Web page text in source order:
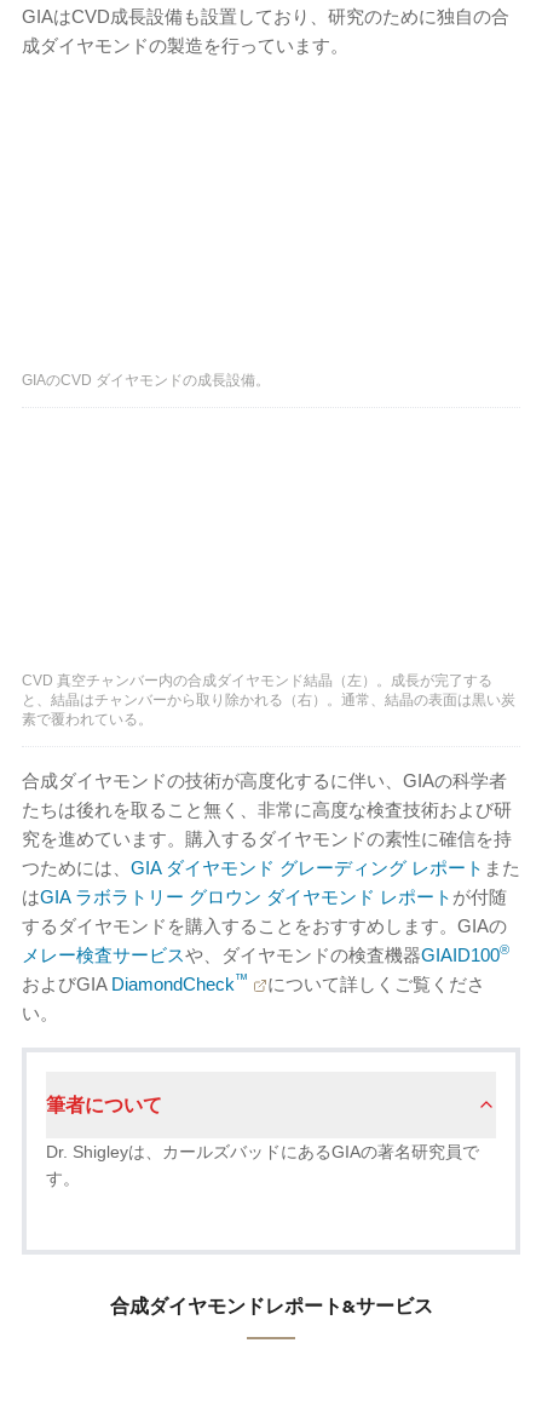
GIAはCVD成長設備も設置しており、研究のために独自の合
成ダイヤモンドの製造を行っています。
GIAのCVD ダイヤモンドの成長設備。
CVD 真空チャンバー内の合成ダイヤモンド結晶（左）。成長が完了する
と、結晶はチャンバーから取り除かれる（右）。通常、結晶の表面は黒い炭
素で覆われている。
合成ダイヤモンドの技術が高度化するに伴い、GIAの科学者
たちは後れを取ること無く、非常に高度な検査技術および研
究を進めています。購入するダイヤモンドの素性に確信を持
つためには、 GIA ダイヤモンド グレーディング レポート また
はGIA ラボラトリー グロウン ダイヤモンド レポート が付随
するダイヤモンドを購入することをおすすめします。GIAの
メレー検査サービスや、ダイヤモンドの検査機器GIAID100®
およびGIA DiamondCheck™
について詳しくご覧くださ
い。
筆者について
Dr. Shigleyは、カールズバッドにあるGIAの著名研究員で
す。
合成ダイヤモンドレポート&サービス